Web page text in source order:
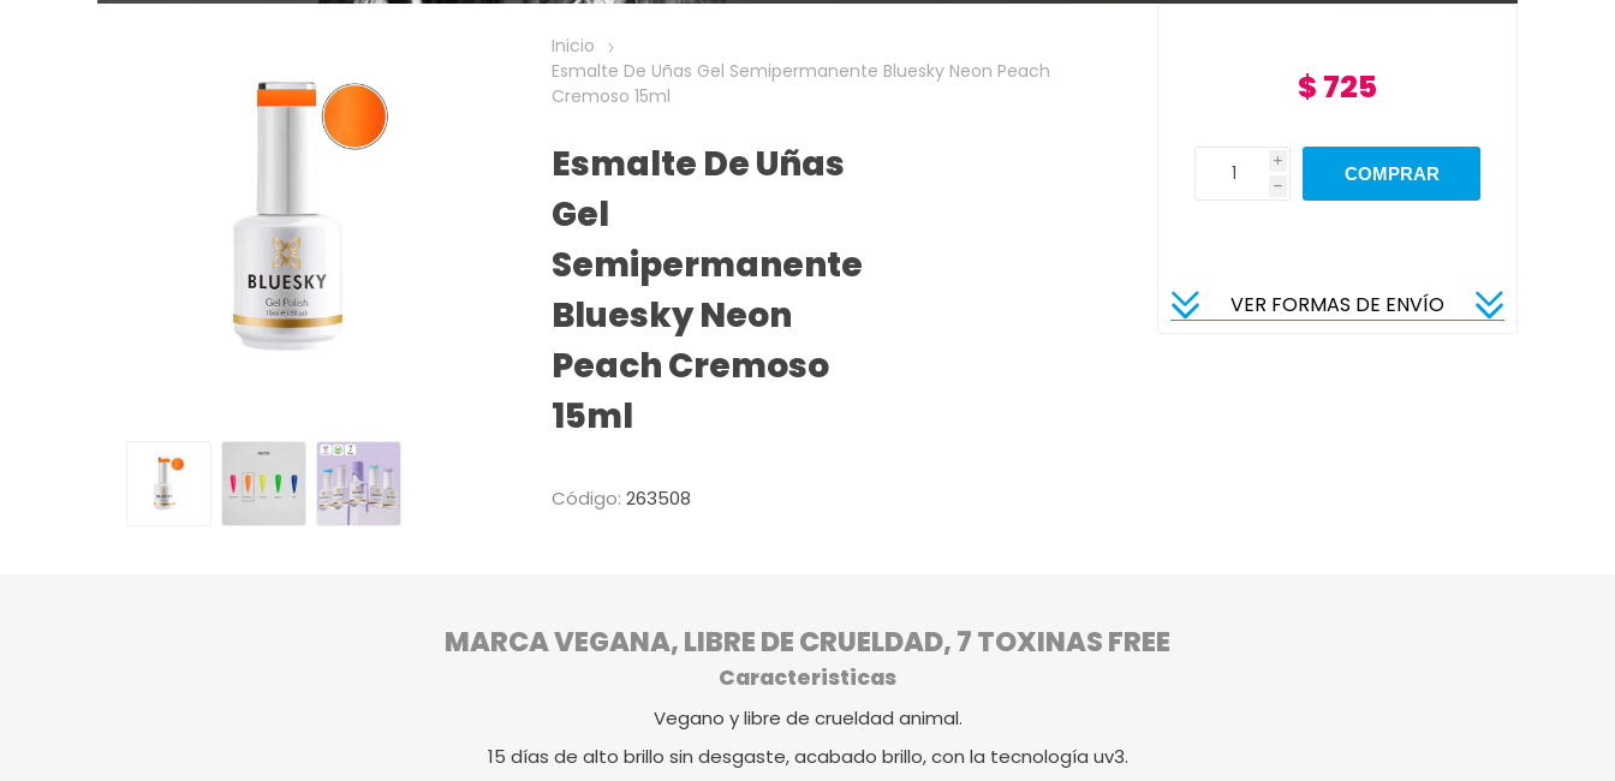
Inicio
Esmalte De Uñas Gel Semipermanente Bluesky Neon Peach
Cremoso 15ml
Esmalte De Uñas
Gel
Semipermanente
Bluesky Neon
Peach Cremoso
15ml
Código: 263508
$ 725
i
h
VER FORMAS DE ENVÍO
MARCA VEGANA, LIBRE DE CRUELDAD, 7 TOXINAS FREE
Caracteristicas
Vegano y libre de crueldad animal.
15 días de alto brillo sin desgaste, acabado brillo, con la tecnología uv3.